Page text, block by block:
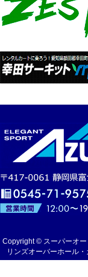
Copyright © スーパーオ
リンズオーバーホール